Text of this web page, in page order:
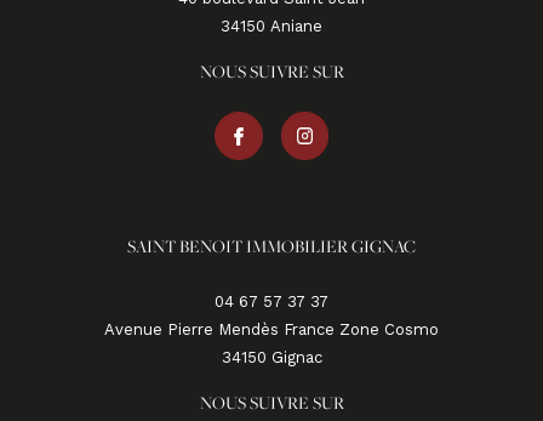
34150
aniane
NOUS SUIVRE SUR
SAINT BENOIT IMMOBILIER GIGNAC
04 67 57 37 37
Avenue Pierre Mendès France Zone Cosmo
34150
gignac
NOUS SUIVRE SUR